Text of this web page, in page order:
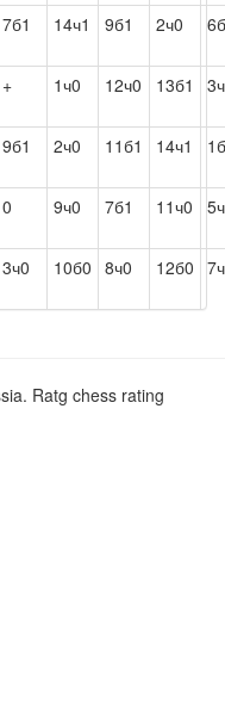
7б1 14ч1 9б1 2ч0
+ 1ч0 12ч0 13б1
9б1 2ч0 11б1 14ч1
0 9ч0 7б1 11ч0
3ч0 10б0 8ч0 12б0
Ratg chess rating